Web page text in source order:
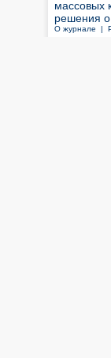
массовых
решения о
О журнале |